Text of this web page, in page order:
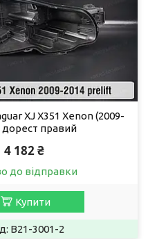
XJ X351 Xenon (2009-
дорест правий
4 182 ₴
до відправки
Купити
B21-3001-2